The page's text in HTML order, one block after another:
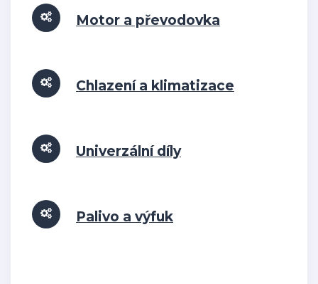
Motor a převodovka
Chlazení a klimatizace
Univerzální díly
Palivo a výfuk